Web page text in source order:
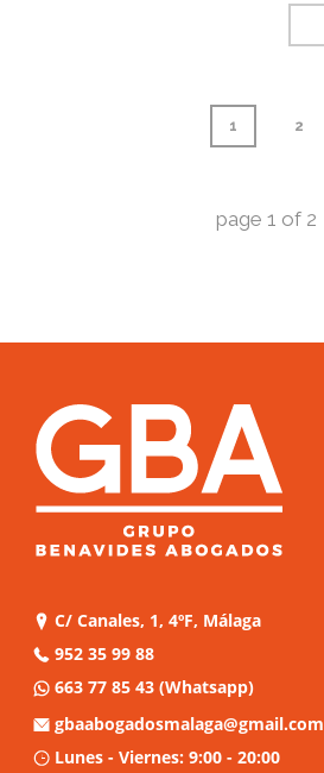
1 2
page 1 of 2
C/ Canales, 1, 4ºF, Málaga
952 35 99 88
663 77 85 43 (Whatsapp)
gbaabogadosmalaga@gmail.com
Lunes - Viernes: 9:00 - 20:00